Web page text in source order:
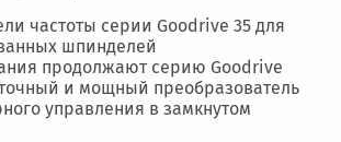
частоты серии Goodrive 35 для
шпинделей
продолжают серию Goodrive
и мощный преобразователь
управления в замкнутом